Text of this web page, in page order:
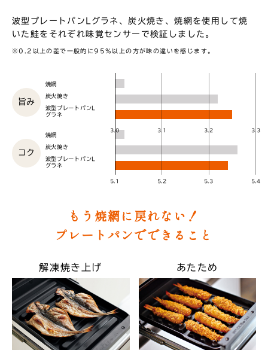
波型プレートパンLグラネ、炭火焼き、焼網を使用して焼
いた鮭をそれぞれ味覚センサーで検証しました。
※0.2以上の差で一般的に95%以上の方が味の違いを感じます。
旨み
焼網
炭火焼き
波型プレートパンL
グラネ
3.0 3.1 3.2 3.3
コク
焼網
炭火焼き
波型プレートパンL
グラネ
5.1 5.2 5.3 5.4
もう焼網に戻れない！
プレートパンでできること
解凍焼き上げ あたため